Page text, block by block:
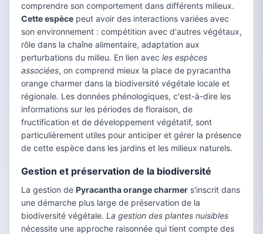
comprendre son comportement dans différents milieux.
Cette espèce peut avoir des interactions variées avec
son environnement : compétition avec d'autres végétaux,
rôle dans la chaîne alimentaire, adaptation aux
perturbations du milieu. En lien avec les espèces
associées, on comprend mieux la place de pyracantha
orange charmer dans la biodiversité végétale locale et
régionale. Les données phénologiques, c'est-à-dire les
informations sur les périodes de floraison, de
fructification et de développement végétatif, sont
particulièrement utiles pour anticiper et gérer la présence
de cette espèce dans les jardins et les milieux naturels.
Gestion et préservation de la biodiversité
La gestion de Pyracantha orange charmer s'inscrit dans
une démarche plus large de préservation de la
biodiversité végétale. La gestion des plantes nuisibles
nécessite une approche raisonnée qui tient compte des